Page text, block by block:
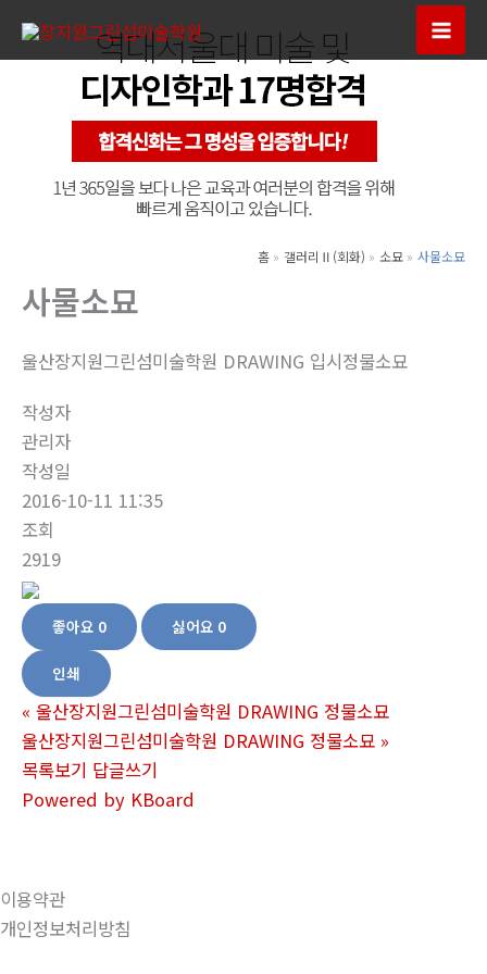
Main
홈 갤러리Ⅱ(회화) 소묘 사물소묘
사물소묘
울산장지원그린섬미술학원 DRAWING 입시정물소묘
작성자
관리자
작성일
2016-10-11 11:35
조회
2919
좋아요 0 싫어요 0
인쇄
« 울산장지원그린섬미술학원 DRAWING 정물소묘
울산장지원그린섬미술학원 DRAWING 정물소묘 »
목록보기 답글쓰기
Powered by KBoard
이용약관
개인정보처리방침